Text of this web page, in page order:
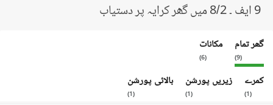
9 ایف ۔ 8/2 میں گھر کرایہ پر دستیاب
گھر تمام
(
9
)
مکانات
(
6
)
کمرے
(
1
)
زیریں پورشن
(
1
)
بالائی پورشن
(
1
)